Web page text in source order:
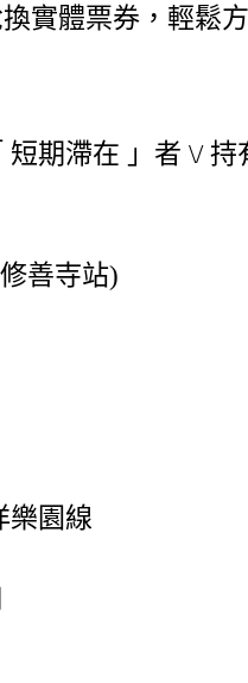
實體票券，輕鬆
短期滯在 」者 \/
善寺站)
樂園線